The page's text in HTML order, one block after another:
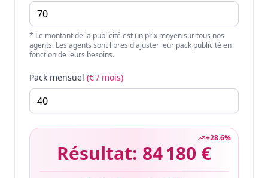
* Le montant de la publicité est un prix moyen sur tous nos
agents. Les agents sont libres d'ajuster leur pack publicité en
fonction de leurs besoins.
Pack mensuel (€ / mois)
+28.6%
Résultat: 84 180 €